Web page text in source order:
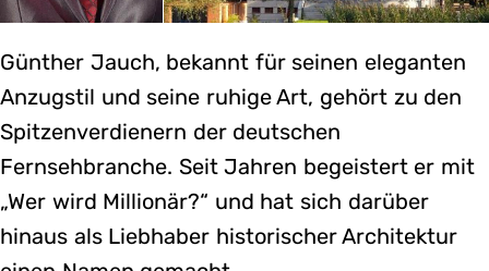
Günther Jauch, bekannt für seinen eleganten
Anzugstil und seine ruhige Art, gehört zu den
Spitzenverdienern der deutschen
Fernsehbranche. Seit Jahren begeistert er mit
„Wer wird Millionär?“ und hat sich darüber
hinaus als Liebhaber historischer Architektur